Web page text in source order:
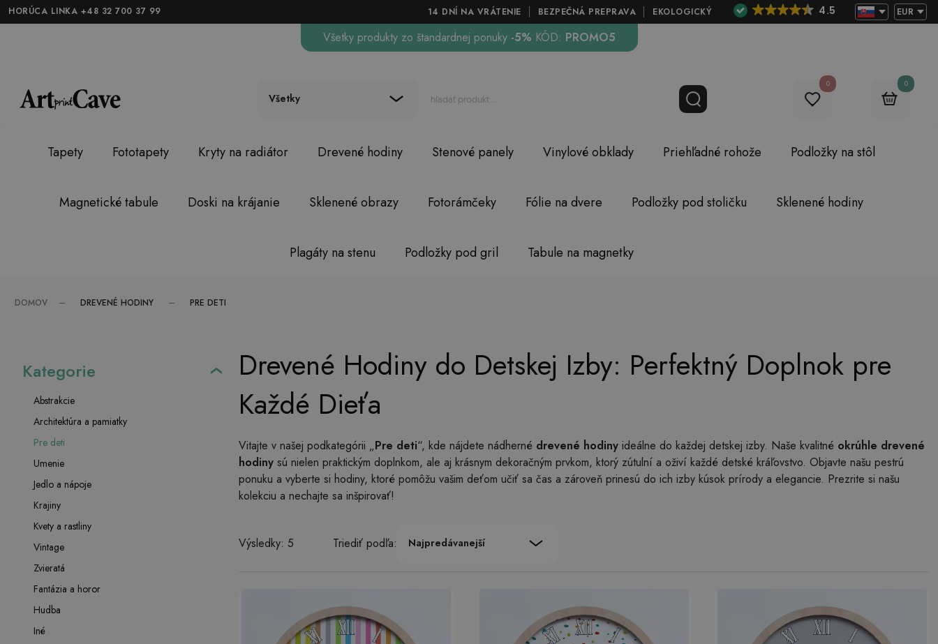
HORÚCA LINKA +48 32 700 37 99 14 DNÍ NA VRÁTENIE BEZPEČNÁ PREPRAVA EKOLOGICKÝ 4.5 EUR
Všetky produkty zo štandardnej ponuky -5% KÓD: PROMO5
Všetky
0 0
Tapety Fototapety Kryty na radiátor Drevené hodiny Stenové panely Vinylové obklady Priehľadné rohože Podložky na stôl
Magnetické tabule Doski na krájanie Sklenené obrazy Fotorámčeky Fólie na dvere Podložky pod stoličku Sklenené hodiny
Plagáty na stenu Podložky pod gril Tabule na magnetky
DOMOV DREVENÉ HODINY PRE DETI
Kategorie
Abstrakcie
Architektúra a pamiatky
Pre deti
Umenie
Jedlo a nápoje
Krajiny
Kvety a rastliny
Vintage
Zvieratá
Fantázia a horor
Hudba
Iné
Drevené Hodiny do Detskej Izby: Perfektný Doplnok pre
Každé Dieťa
Vitajte v našej podkategórii „Pre deti“, kde nájdete nádherné drevené hodiny ideálne do každej detskej izby. Naše kvalitné okrúhle drevené
hodiny sú nielen praktickým doplnkom, ale aj krásnym dekoračným prvkom, ktorý zútulní a oživí každé detské kráľovstvo. Objavte našu pestrú
ponuku a vyberte si hodiny, ktoré pomôžu vašim deťom učiť sa čas a zároveň prinesú do ich izby kúsok prírody a elegancie. Prezrite si našu
kolekciu a nechajte sa inšpirovať!
Výsledky: 5 Triediť podľa: Najpredávanejší